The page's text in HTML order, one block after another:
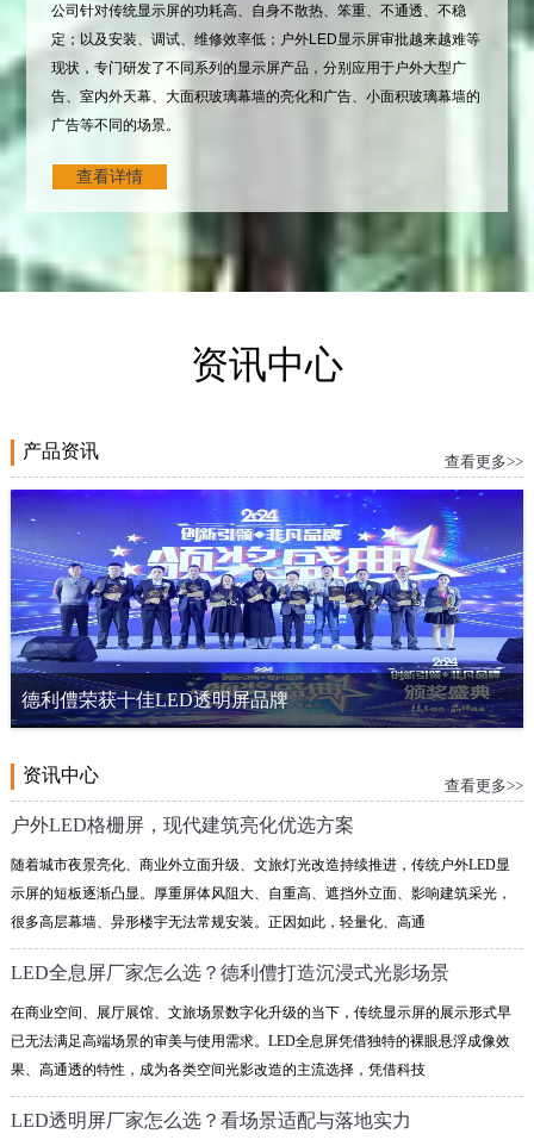
公司针对传统显示屏的功耗高、自身不散热、笨重、不通透、不稳
定；以及安装、调试、维修效率低；户外LED显示屏审批越来越难等
现状，专门研发了不同系列的显示屏产品，分别应用于户外大型广
告、室内外天幕、大面积玻璃幕墙的亮化和广告、小面积玻璃幕墙的
广告等不同的场景。
公司产品专注于LED透明屏系列。产品以"节能"、"轻"、"薄"、"透"为
特点，能够更好地满足客户对LED显示屏节能、环保、美观等更多需
求。德利僼人秉承"为客户创造更多价值"的企业价值观，以创新的技
术、科学的管理、规范的生产工艺、完善的质量保证、优质的服务和
全新的经营理念，真诚为客户提供专业的服务。
查看详情
资讯中心
产品资讯
查看更多>>
德利僼荣获十佳LED透明屏品牌
资讯中心
查看更多>>
户外LED格栅屏，现代建筑亮化优选方案
随着城市夜景亮化、商业外立面升级、文旅灯光改造持续推进，传统户外LED显
示屏的短板逐渐凸显。厚重屏体风阻大、自重高、遮挡外立面、影响建筑采光，
很多高层幕墙、异形楼宇无法常规安装。正因如此，轻量化、高通
LED全息屏厂家怎么选？德利僼打造沉浸式光影场景
在商业空间、展厅展馆、文旅场景数字化升级的当下，传统显示屏的展示形式早
已无法满足高端场景的审美与使用需求。LED全息屏凭借独特的裸眼悬浮成像效
果、高通透的特性，成为各类空间光影改造的主流选择，凭借科技
LED透明屏厂家怎么选？看场景适配与落地实力